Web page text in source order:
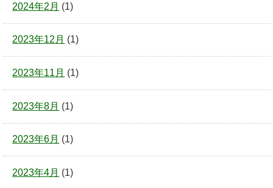
2024年2月 (1)
2023年12月 (1)
2023年11月 (1)
2023年8月 (1)
2023年6月 (1)
2023年4月 (1)